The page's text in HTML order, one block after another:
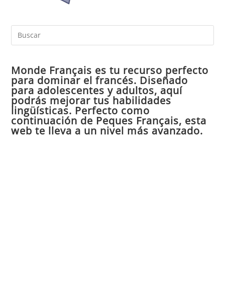
Monde Français es tu recurso perfecto
para dominar el francés. Diseñado
para adolescentes y adultos, aquí
podrás mejorar tus habilidades
lingüísticas. Perfecto como
continuación de Peques Français, esta
web te lleva a un nivel más avanzado.